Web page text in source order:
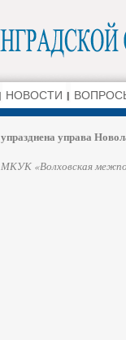
НОВОСТИ
упразднена управа
МКУК «Волховская